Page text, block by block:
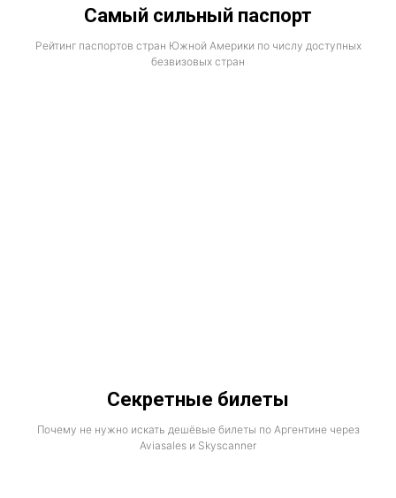
Самый сильный паспорт
Рейтинг паспортов стран Южной Америки по числу доступных
безвизовых стран
Секретные билеты
Почему не нужно искать дешёвые билеты по Аргентине через
Aviasales и Skyscanner